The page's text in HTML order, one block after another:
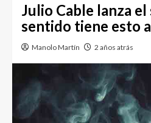
Julio Cable lanza el
sentido tiene esto
Manolo Martín 2 años atrás